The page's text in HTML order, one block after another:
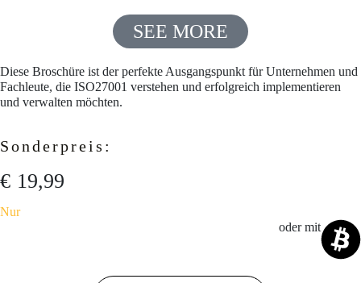
SEE MORE
Diese Broschüre ist der perfekte Ausgangspunkt für Unternehmen und
Fachleute, die ISO27001 verstehen und erfolgreich implementieren
und verwalten möchten.
Sonderpreis:
€ 19,99
Nur
oder mit